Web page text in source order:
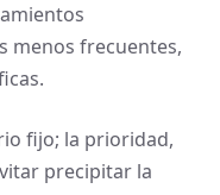
menos frecuentes,
fijo; la prioridad,
precipitar la